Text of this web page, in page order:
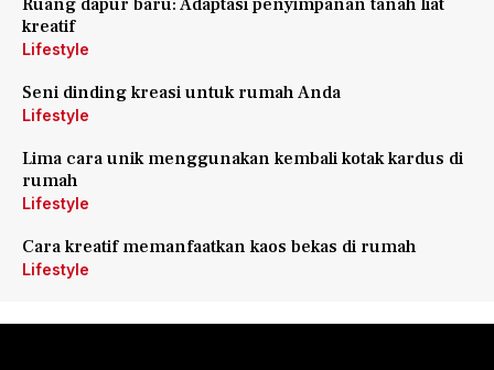
Ruang dapur baru: Adaptasi penyimpanan tanah liat
kreatif
Lifestyle
Seni dinding kreasi untuk rumah Anda
Lifestyle
Lima cara unik menggunakan kembali kotak kardus di
rumah
Lifestyle
Cara kreatif memanfaatkan kaos bekas di rumah
Lifestyle